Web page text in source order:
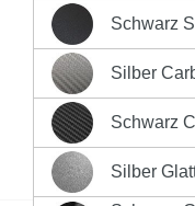
Schwarz
Schwarz
Silber
Silber Carbon-
Schwarz
Schwarz Carbon-
Silber
Silber Glatt
IN
Sofort
Deutschlands **
Produktnummer: